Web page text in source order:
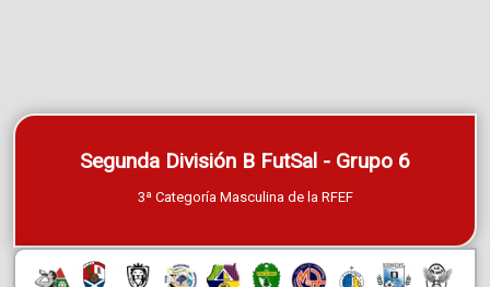
Segunda División B FutSal - Grupo 6
3ª Categoría Masculina de la RFEF